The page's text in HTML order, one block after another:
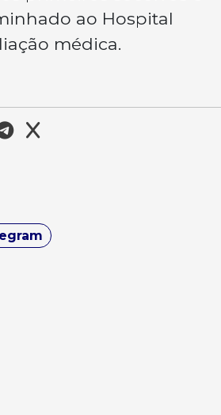
ao Hospital
médica.